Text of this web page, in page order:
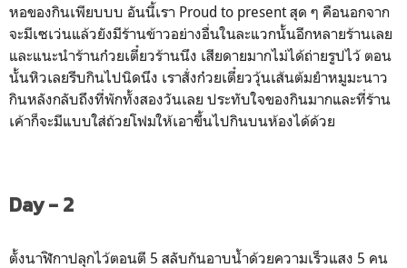
หอของกินเพียบบบ อันนี้เรา Proud to present สุด ๆ คือนอกจาก
จะมีเซเว่นแล้วยังมีร้านข้าวอย่างอื่นในละแวกนั้นอีกหลายร้านเลย
และแนะนำร้านก๋วยเตี๋ยวร้านนึง เสียดายมากไม่ได้ถ่ายรูปไว้ ตอน
นั้นหิวเลยรีบกินไปนิดนึง เราสั่งก๋วยเตี๋ยววุ้นเส้นต้มยำหมูมะนาว
กินหลังกลับถึงที่พักทั้งสองวันเลย ประทับใจของกินมากและที่ร้าน
เค้าก็จะมีแบบใส่ถ้วยโฟมให้เอาขึ้นไปกินบนห้องได้ด้วย
Day - 2
ตั้งนาฬิกาปลุกไว้ตอนตี 5 สลับกันอาบน้ำด้วยความเร็วแสง 5 คน